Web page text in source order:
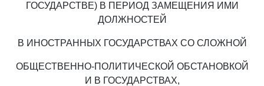
ГОСУДАРСТВЕ) В ПЕРИОД ЗАМЕЩЕНИЯ ИМИ
ДОЛЖНОСТЕЙ
В ИНОСТРАННЫХ ГОСУДАРСТВАХ СО СЛОЖНОЙ
ОБЩЕСТВЕННО-ПОЛИТИЧЕСКОЙ ОБСТАНОВКОЙ
И В ГОСУДАРСТВАХ,